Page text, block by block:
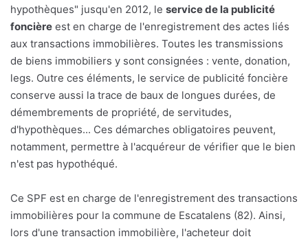
hypothèques" jusqu'en 2012, le service de la publicité
foncière est en charge de l'enregistrement des actes liés
aux transactions immobilières. Toutes les transmissions
de biens immobiliers y sont consignées : vente, donation,
legs. Outre ces éléments, le service de publicité foncière
conserve aussi la trace de baux de longues durées, de
démembrements de propriété, de servitudes,
d'hypothèques... Ces démarches obligatoires peuvent,
notamment, permettre à l'acquéreur de vérifier que le bien
n'est pas hypothéqué.
Ce SPF est en charge de l'enregistrement des transactions
immobilières pour la commune de Escatalens (82). Ainsi,
lors d'une transaction immobilière, l'acheteur doit